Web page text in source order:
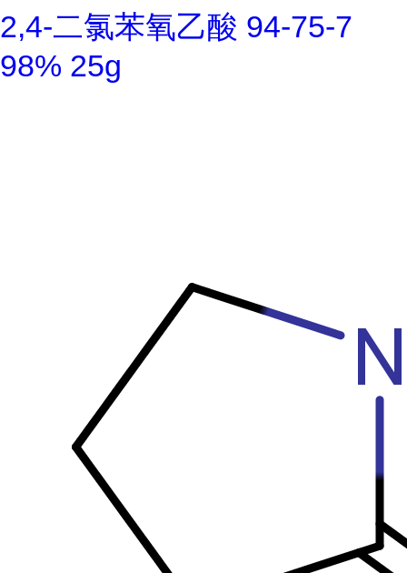
2,4-二氯苯氧乙酸 94-75-7
98% 25g